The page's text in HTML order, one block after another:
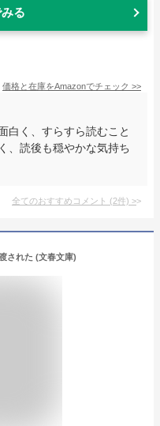
る
価格と在庫をAmazonでチェック >>
白く、すらすら読むこと
、読後も穏やかな気持ち
全てのおすすめコメント (2件) >
された (文春文庫)